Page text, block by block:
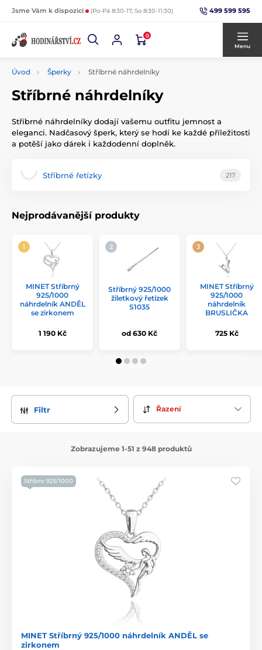
Jsme Vám k dispozici (Po-Pá 8:30-17, So 8:30-11:30) 499 599 595
0
Menu
Úvod Šperky Stříbrné náhrdelníky
Stříbrné náhrdelníky
Stříbrné náhrdelníky dodají vašemu outfitu jemnost a
eleganci. Nadčasový šperk, který se hodí ke každé příležitosti
a potěší jako dárek i každodenní doplněk.
Stříbrné řetízky 217
Nejprodávanější produkty
MINET Stříbrný
925/1000
náhrdelník ANDĚL
se zirkonem
1 190 Kč
Stříbrný 925/1000
žiletkový řetízek
S1035
od 630 Kč
MINET Stříbrný
925/1000
náhrdelník
BRUSLIČKA
725 Kč
Filtr Řazení
Zobrazujeme 1-51 z 948 produktů
Stříbro 925/1000
MINET Stříbrný 925/1000 náhrdelník ANDĚL se
zirkonem